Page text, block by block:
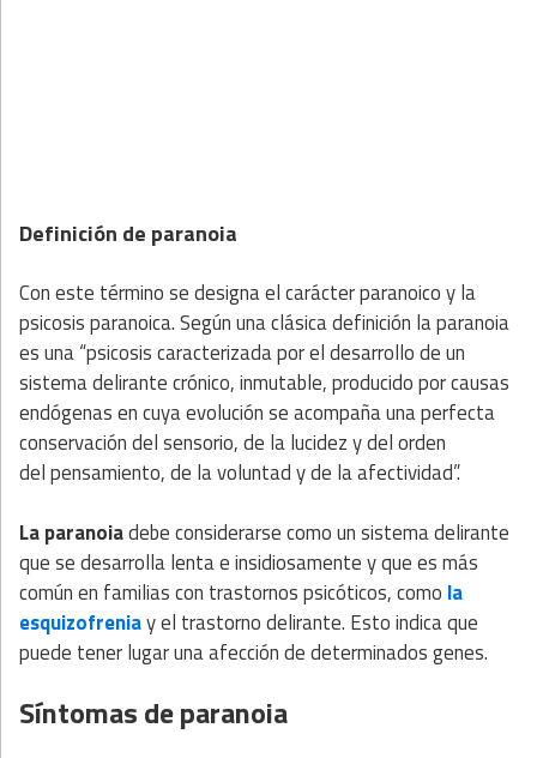
Definición de paranoia
Con este término se designa el carácter paranoico y la
psicosis paranoica. Según una clásica definición la paranoia
es una “psicosis caracterizada por el desarrollo de un
sistema delirante crónico, inmutable, producido por causas
endógenas en cuya evolución se acompaña una perfecta
conservación del sensorio, de la lucidez y del orden
del pensamiento, de la voluntad y de la afectividad”.
La paranoiadebe considerarse como un sistema delirante
que se desarrolla lenta e insidiosamente y que es más
común en familias con trastornos psicóticos, como la
esquizofreniay el trastorno delirante. Esto indica que
puede tener lugar una afección de determinados genes.
Síntomas de paranoia